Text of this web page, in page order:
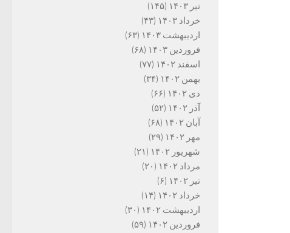
تیر ۱۴۰۳
(۱۴۵)
خرداد ۱۴۰۳
(۴۳)
اردیبهشت ۱۴۰۳
(۶۳)
فروردین ۱۴۰۳
(۶۸)
اسفند ۱۴۰۲
(۷۷)
بهمن ۱۴۰۲
(۳۴)
دی ۱۴۰۲
(۶۶)
آذر ۱۴۰۲
(۵۲)
آبان ۱۴۰۲
(۶۸)
مهر ۱۴۰۲
(۲۹)
شهریور ۱۴۰۲
(۲۱)
مرداد ۱۴۰۲
(۲۰)
تیر ۱۴۰۲
(۶)
خرداد ۱۴۰۲
(۱۴)
اردیبهشت ۱۴۰۲
(۳۰)
فروردین ۱۴۰۲
(۵۹)